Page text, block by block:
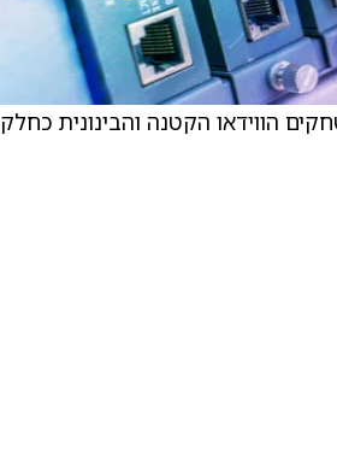
הווידאו הקטנה והבינונית כחלק